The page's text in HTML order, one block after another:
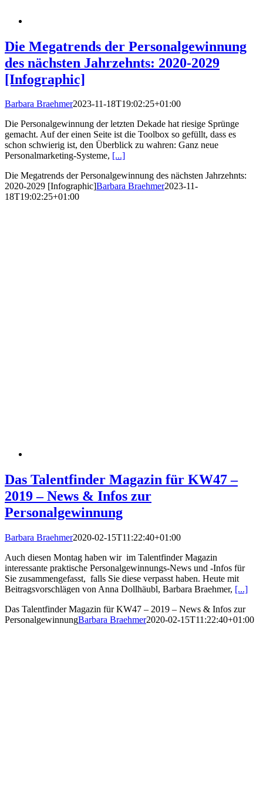
Die Megatrends der Personalgewinnung
des nächsten Jahrzehnts: 2020-2029
[Infographic]
Barbara Braehmer2023-11-18T19:02:25+01:00
Die Personalgewinnung der letzten Dekade hat riesige Sprünge
gemacht. Auf der einen Seite ist die Toolbox so gefüllt, dass es
schon schwierig ist, den Überblick zu wahren: Ganz neue
Personalmarketing-Systeme, [...]
Die Megatrends der Personalgewinnung des nächsten Jahrzehnts:
2020-2029 [Infographic]Barbara Braehmer2023-11-
18T19:02:25+01:00
Das Talentfinder Magazin für KW47 –
2019 – News & Infos zur
Personalgewinnung
Barbara Braehmer2020-02-15T11:22:40+01:00
Auch diesen Montag haben wir im Talentfinder Magazin
interessante praktische Personalgewinnungs-News und -Infos für
Sie zusammengefasst, falls Sie diese verpasst haben. Heute mit
Beitragsvorschlägen von Anna Dollhäubl, Barbara Braehmer, [...]
Das Talentfinder Magazin für KW47 – 2019 – News & Infos zur
PersonalgewinnungBarbara Braehmer2020-02-15T11:22:40+01:00